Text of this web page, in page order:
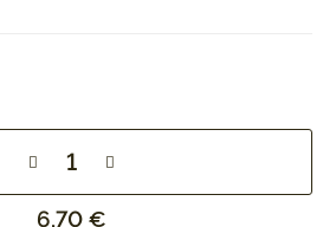
6,70 €